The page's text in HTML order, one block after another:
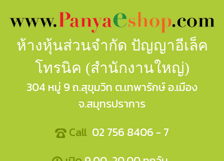
ห้างหุ้นส่วนจำกัด ปัญญาอีเล็ค
โทรนิค (สำนักงานใหญ่)
304 หมู่ 9 ถ.สุขุมวิท ต.เทพารักษ์ อ.เมือง
จ.สมุทรปราการ
Call 02 756 8406 - 7